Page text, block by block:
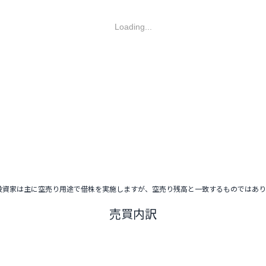
Loading...
家は主に空売り用途で借株を実施しますが、空売り残高と一致するものではあ
売買内訳